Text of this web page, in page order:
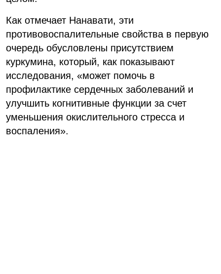
Как отмечает Нанавати, эти
противовоспалительные свойства в первую
очередь обусловлены присутствием
куркумина, который, как показывают
исследования, «может помочь в
профилактике сердечных заболеваний и
улучшить когнитивные функции за счет
уменьшения окислительного стресса и
воспаления».